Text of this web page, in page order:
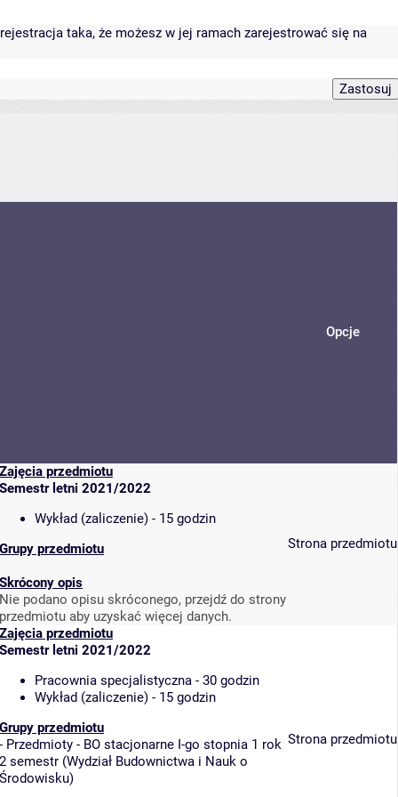
taka, że możesz w jej ramach zarejestrować się na
Opcje
Zajęcia przedmiotu
Semestr letni 2021/2022
Wykład (zaliczenie) - 15 godzin
Grupy przedmiotu
Skrócony opis
Nie podano opisu skróconego, przejdź do strony
przedmiotu aby uzyskać więcej danych.
Strona przedmiotu
Zajęcia przedmiotu
Semestr letni 2021/2022
Pracownia specjalistyczna - 30 godzin
Wykład (zaliczenie) - 15 godzin
Grupy przedmiotu
- Przedmioty - BO stacjonarne I-go stopnia 1 rok
2 semestr (Wydział Budownictwa i Nauk o
Środowisku)
Strona przedmiotu